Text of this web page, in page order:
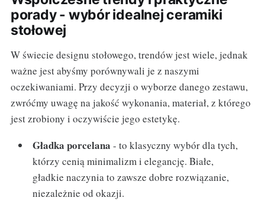
porady - wybór idealnej ceramiki
stołowej
W świecie designu stołowego, trendów jest wiele, jednak
ważne jest abyśmy porównywali je z naszymi
oczekiwaniami. Przy decyzji o wyborze danego zestawu,
zwróćmy uwagę na jakość wykonania, materiał, z którego
jest zrobiony i oczywiście jego estetykę.
Gładka porcelana - to klasyczny wybór dla tych,
którzy cenią minimalizm i elegancję. Białe,
gładkie naczynia to zawsze dobre rozwiązanie,
niezależnie od okazji.